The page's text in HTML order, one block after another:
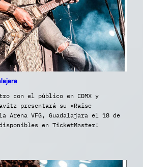
con el público en CDMX y
presentará su «Raise
Arena VFG, Guadalajara el 18 de
en TicketMaster!